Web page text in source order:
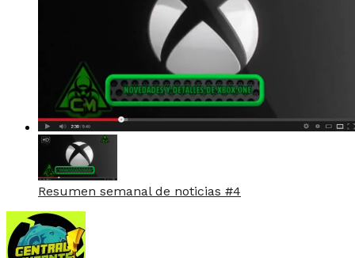
Resumen semanal de noticias #4